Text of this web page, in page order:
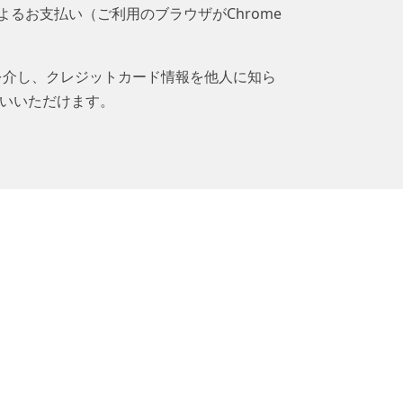
るお支払い（ご利用のブラウザがChrome
し、クレジットカード情報を他人に知ら
いただけます。